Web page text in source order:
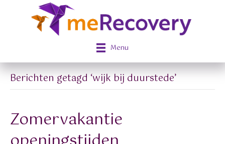
Menu
Berichten getagd ‘wijk bij duurstede’
Zomervakantie